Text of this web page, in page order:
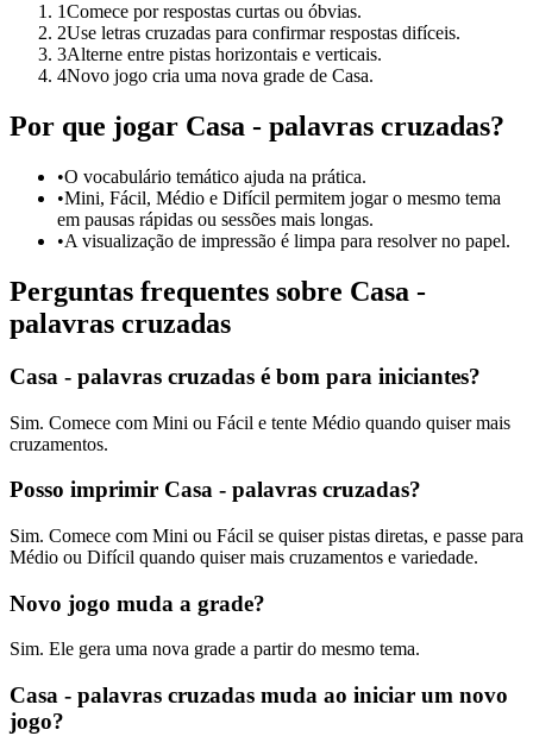
1Comece por respostas curtas ou óbvias.
2Use letras cruzadas para confirmar respostas difíceis.
3Alterne entre pistas horizontais e verticais.
4Novo jogo cria uma nova grade de Casa.
Por que jogar Casa - palavras cruzadas?
•O vocabulário temático ajuda na prática.
•Mini, Fácil, Médio e Difícil permitem jogar o mesmo tema
em pausas rápidas ou sessões mais longas.
•A visualização de impressão é limpa para resolver no papel.
Perguntas frequentes sobre Casa -
palavras cruzadas
Casa - palavras cruzadas é bom para iniciantes?
Sim. Comece com Mini ou Fácil e tente Médio quando quiser mais
cruzamentos.
Posso imprimir Casa - palavras cruzadas?
Sim. Comece com Mini ou Fácil se quiser pistas diretas, e passe para
Médio ou Difícil quando quiser mais cruzamentos e variedade.
Novo jogo muda a grade?
Sim. Ele gera uma nova grade a partir do mesmo tema.
Casa - palavras cruzadas muda ao iniciar um novo
jogo?